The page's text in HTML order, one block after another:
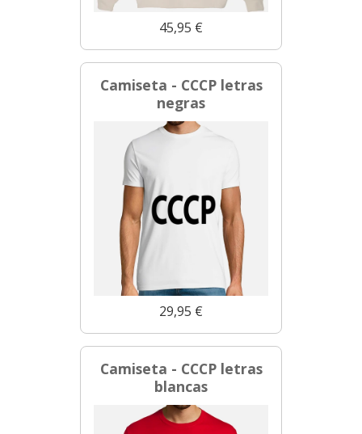
45,95 €
Camiseta - CCCP letras
negras
29,95 €
Camiseta - CCCP letras
blancas